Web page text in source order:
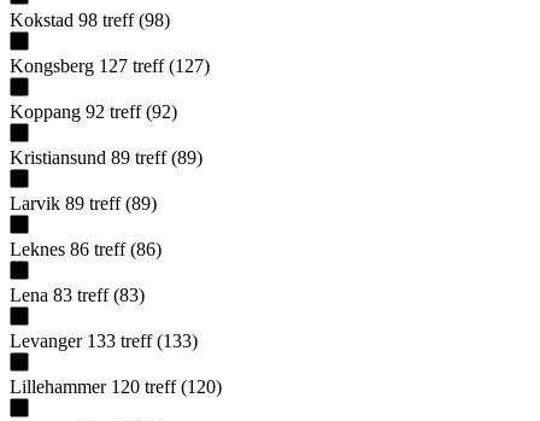
Kokstad 98 treff (98)
Kongsberg 127 treff (127)
Koppang 92 treff (92)
Kristiansund 89 treff (89)
Larvik 89 treff (89)
Leknes 86 treff (86)
Lena 83 treff (83)
Levanger 133 treff (133)
Lillehammer 120 treff (120)